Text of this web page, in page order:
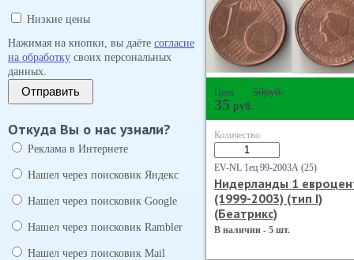
Низкие цены
Нажимая на кнопки, вы даёте согласие
на обработку своих персональных
данных.
Отправить
Откуда Вы о нас узнали?
Реклама в Интернете
Нашел через поисковик Яндекс
Нашел через поисковик Google
Нашел через поисковик Rambler
Нашел через поисковик Mail
Цена 50руб.
35 руб.
Количество
EV-NL 1ец 99-2003А (25)
Нидерланды 1
(1999-2003) (тип I)
(Беатрикс)
В наличии - 5 шт.